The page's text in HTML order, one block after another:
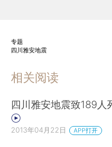
专题
四川雅安地震
相关阅读
四川雅安地震致189人
2013年04月22日 APP打开